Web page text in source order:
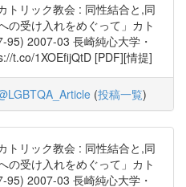
トリック教会 : 同性結合と,同
の受け入れをめぐって」カト
95) 2007-03 長崎純心大学・
t.co/1XOEfijQtD [PDF][情提]
(投稿一覧)
トリック教会 : 同性結合と,同
の受け入れをめぐって」カト
95) 2007-03 長崎純心大学・